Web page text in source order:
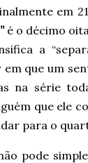
em
é o décimo
a
que um
na série
que ele
para o
pode